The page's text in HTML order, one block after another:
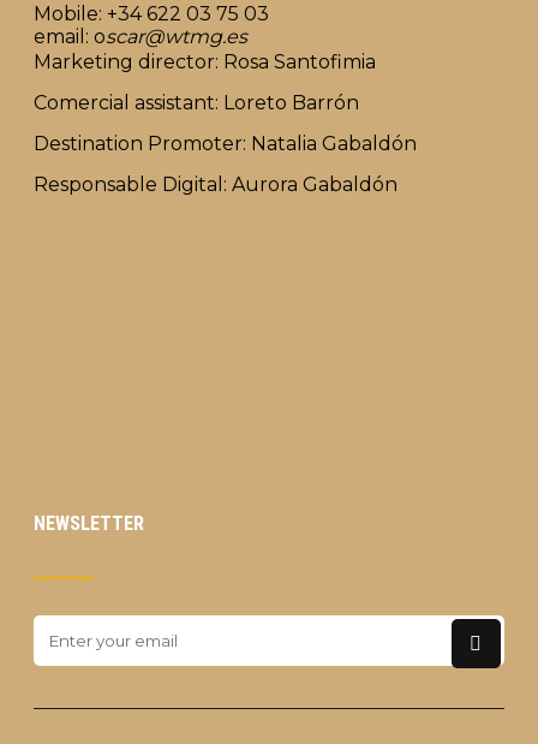
Mobile: +34 622 03 75 03
email: oscar@wtmg.es
Marketing director: Rosa Santofimia
Comercial assistant: Loreto Barrón
Destination Promoter: Natalia Gabaldón
Responsable Digital: Aurora Gabaldón
NEWSLETTER